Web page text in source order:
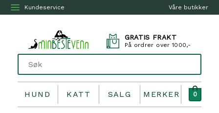
Våre butikker
Kundeservice
GRATIS FRAKT
På ordrer over 1000,-
HUND KATT SALG MERKER 0